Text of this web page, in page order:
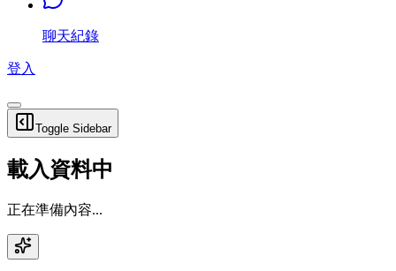
聊天紀錄
登入
Toggle Sidebar
載入資料中
正在準備內容...